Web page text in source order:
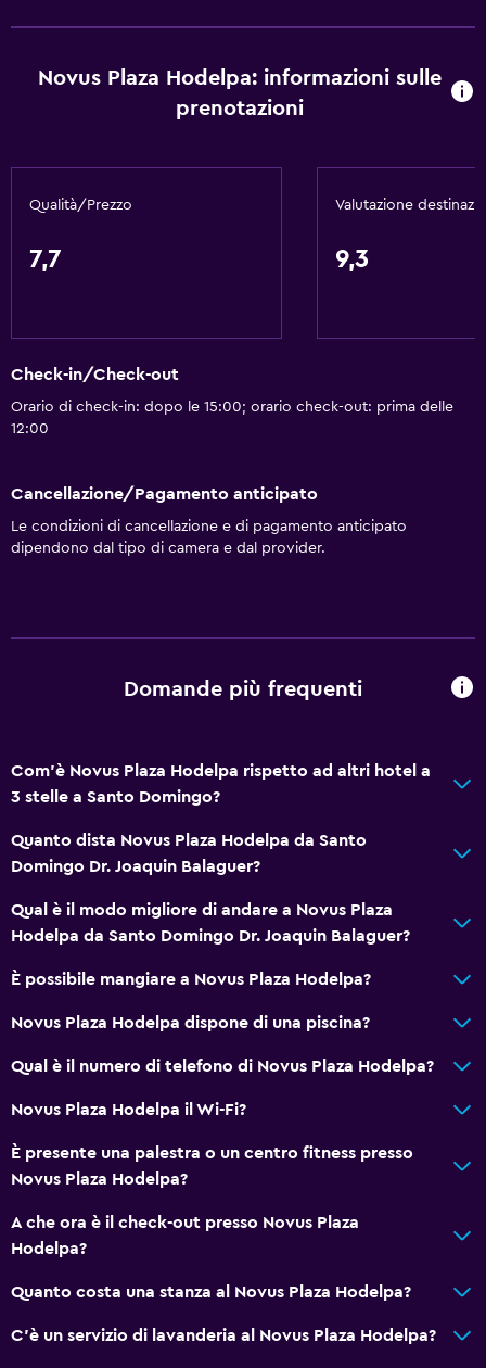
Bottiglia d'acqua
Di base
Wi-Fi gratis
Allarme antincendio
Riscaldamento
Bidoni dei rifiuti
Accessibilità
Area fumatori
Salute e sicurezza
Kit di pronto soccorso
Videosorveglianza all'esterno della struttura
Servizio di sicurezza attivo 24 ore su 24
Cassaforte
Cose da fare
Negozio di souvenir
Eco-turismo
Noleggio bici
Casinò
Salone di bellezza
Novus Plaza Hodelpa: informazioni sulle
prenotazioni
Qualità/Prezzo
7,7
Valutazione
9,3
Check-in/Check-out
Orario di check-in: dopo le 15:00; orario check-out: prima delle
12:00
Cancellazione/Pagamento anticipato
Le condizioni di cancellazione e di pagamento anticipato
dipendono dal tipo di camera e dal provider.
Domande più frequenti
Com'è Novus Plaza Hodelpa rispetto ad altri hotel a
3 stelle a Santo Domingo?
Quanto dista Novus Plaza Hodelpa da Santo
Domingo Dr. Joaquin Balaguer?
Qual è il modo migliore di andare a Novus Plaza
Hodelpa da Santo Domingo Dr. Joaquin Balaguer?
È possibile mangiare a Novus Plaza Hodelpa?
Novus Plaza Hodelpa dispone di una piscina?
Qual è il numero di telefono di Novus Plaza Hodelpa?
Novus Plaza Hodelpa il Wi-Fi?
È presente una palestra o un centro fitness presso
Novus Plaza Hodelpa?
A che ora è il check-out presso Novus Plaza
Hodelpa?
Quanto costa una stanza al Novus Plaza Hodelpa?
C'è un servizio di lavanderia al Novus Plaza Hodelpa?